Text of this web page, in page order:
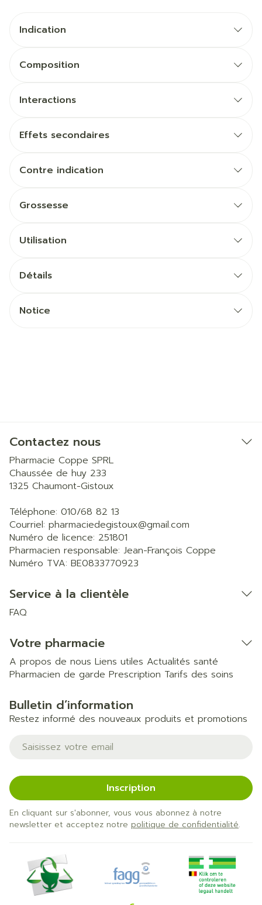
Indication
Composition
Interactions
Effets secondaires
Contre indication
Grossesse
Utilisation
Détails
Notice
Contactez nous
Pharmacie Coppe SPRL
Chaussée de huy 233
1325 Chaumont-Gistoux
Téléphone: 010/68 82 13
Courriel: pharmaciedegistoux@gmail.com
Numéro de licence: 251801
Pharmacien responsable: Jean-François Coppe
Numéro TVA: BE0833770923
Service à la clientèle
FAQ
Votre pharmacie
A propos de nous Liens utiles Actualités santé
Pharmacien de garde Prescription Tarifs des soins
Bulletin d’information
Restez informé des nouveaux produits et promotions
Adresse mail
Inscription
En cliquant sur s'abonner, vous vous abonnez à notre
newsletter et acceptez notre politique de confidentialité.